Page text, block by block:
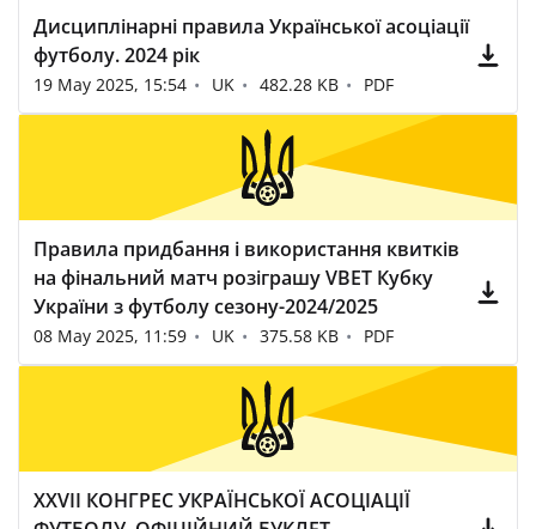
Дисциплінарні правила Української асоціації
футболу. 2024 рік
19 May 2025, 15:54 UK 482.28 KB PDF
Правила придбання і використання квитків
на фінальний матч розіграшу VBET Кубку
України з футболу сезону-2024/2025
08 May 2025, 11:59 UK 375.58 KB PDF
XXVII КОНГРЕС УКРАЇНСЬКОЇ АСОЦІАЦІЇ